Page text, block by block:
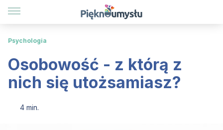
Psychologia
Osobowość - z którą z
nich się utożsamiasz?
4 min.